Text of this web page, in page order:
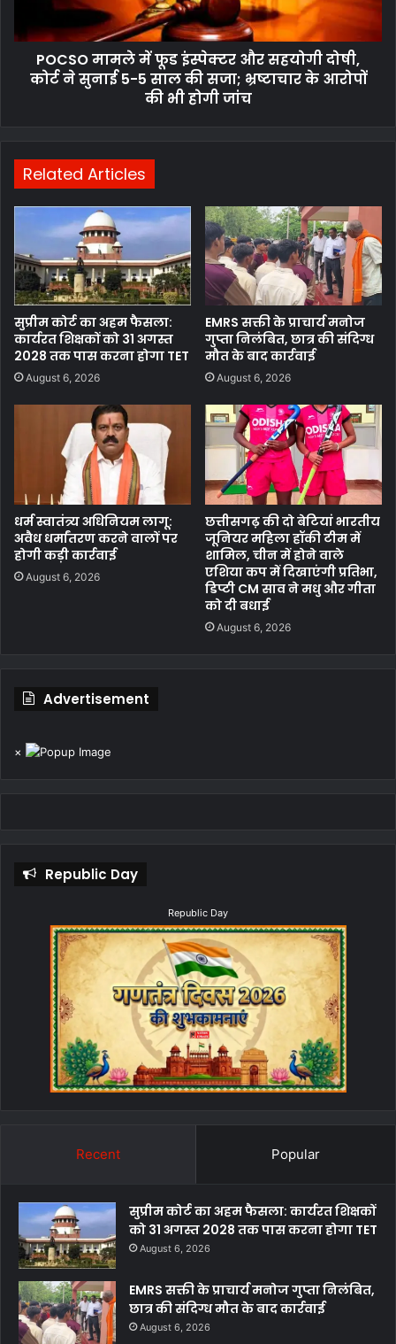
POCSO मामले में फूड इंस्पेक्टर और सहयोगी दोषी,
कोर्ट ने सुनाई 5-5 साल की सजा; भ्रष्टाचार के आरोपों
की भी होगी जांच
Related Articles
सुप्रीम कोर्ट का अहम फैसला:
कार्यरत शिक्षकों को 31 अगस्त
2028 तक पास करना होगा TET
August 6, 2026
EMRS सक्ती के प्राचार्य मनोज
गुप्ता निलंबित, छात्र की संदिग्ध
मौत के बाद कार्रवाई
August 6, 2026
धर्म स्वातंत्र्य अधिनियम लागू:
अवैध धर्मांतरण करने वालों पर
होगी कड़ी कार्रवाई
August 6, 2026
छत्तीसगढ़ की दो बेटियां भारतीय
जूनियर महिला हॉकी टीम में
शामिल, चीन में होने वाले
एशिया कप में दिखाएंगी प्रतिभा,
डिप्टी CM साव ने मधु और गीता
को दी बधाई
August 6, 2026
Advertisement
×
Republic Day
Republic Day
Recent Popular
सुप्रीम कोर्ट का अहम फैसला: कार्यरत शिक्षकों
को 31 अगस्त 2028 तक पास करना होगा TET
August 6, 2026
EMRS सक्ती के प्राचार्य मनोज गुप्ता निलंबित,
छात्र की संदिग्ध मौत के बाद कार्रवाई
August 6, 2026